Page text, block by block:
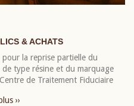
& ACHATS
pour la reprise partielle du
type résine et du marquage
de Traitement Fiduciaire
››